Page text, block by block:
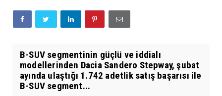
B-SUV segmentinin güçlü ve iddialı
modellerinden Dacia Sandero Stepway, şubat
ayında ulaştığı 1.742 adetlik satış başarısı ile
B-SUV segment...